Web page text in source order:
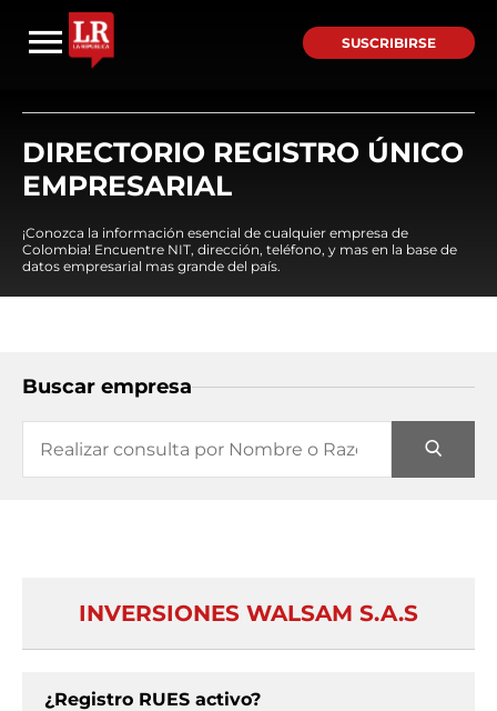
SUSCRIBIRSE
DIRECTORIO REGISTRO ÚNICO
EMPRESARIAL
¡Conozca la información esencial de cualquier empresa de
Colombia! Encuentre NIT, dirección, teléfono, y mas en la base de
datos empresarial mas grande del país.
Buscar empresa
INVERSIONES WALSAM S.A.S
¿Registro RUES activo?